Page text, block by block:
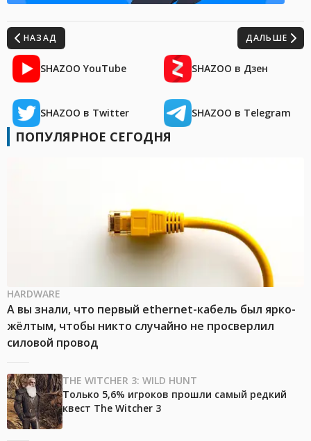
НАЗАД ДАЛЬШЕ
SHAZOO YouTube SHAZOO в Дзен
SHAZOO в Twitter SHAZOO в Telegram
ПОПУЛЯРНОЕ СЕГОДНЯ
HARDWARE
А вы знали, что первый ethernet-кабель был ярко-
жёлтым, чтобы никто случайно не просверлил
силовой провод
THE WITCHER 3: WILD HUNT
Только 5,6% игроков прошли самый редкий
квест The Witcher 3